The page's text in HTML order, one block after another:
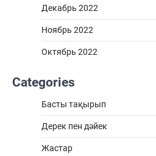
Декабрь 2022
Ноябрь 2022
Октябрь 2022
Categories
Басты тақырып
Дерек пен дәйек
Жастар